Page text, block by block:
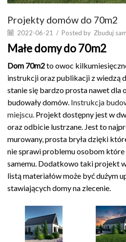
Projekty domów do 70m2
2022-06-21 / Posted by Zbuduj
Małe domy do 70m2
Dom 70m2to owoc
instrukcji oraz publikacji z wiedzą
stanie się bardzo prosta nawet dla
budowały domów. Instrukcja
miejscu. Projekt dostępny jest w
oraz odbicie lustrzane. Jest to
murowany, prosta bryła dzięki
nie sprawi problemu osobom
samemu. Dodatkowo taki projekt
listą materiałów może być dużym
stawiających domy na zlecenie.